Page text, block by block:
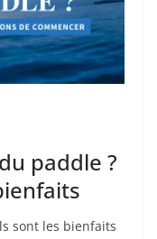
paddle ?
sont les bienfaits